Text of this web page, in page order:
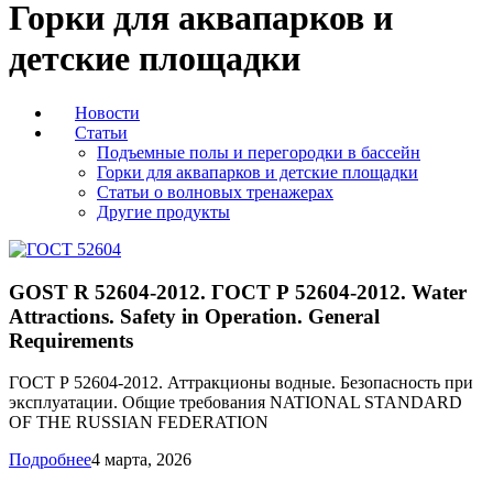
Горки для аквапарков и
детские площадки
Новости
Статьи
Подъемные полы и перегородки в бассейн
Горки для аквапарков и детские площадки
Статьи о волновых тренажерах
Другие продукты
GOST R 52604-2012. ГОСТ Р 52604-2012. Water
Attractions. Safety in Operation. General
Requirements
ГОСТ Р 52604-2012. Аттракционы водные. Безопасность при
эксплуатации. Общие требования NATIONAL STANDARD
OF THE RUSSIAN FEDERATION
Подробнее4 марта, 2026